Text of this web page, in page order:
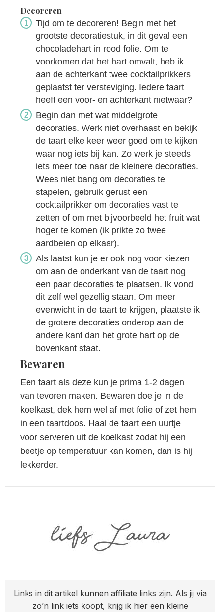
Decoreren
Tijd om te decoreren! Begin met het
grootste decoratiestuk, in dit geval een
chocoladehart in rood folie. Om te
voorkomen dat het hart omvalt, heb ik
aan de achterkant twee cocktailprikkers
geplaatst ter versteviging. Iedere taart
heeft een voor- en achterkant nietwaar?
Begin dan met wat middelgrote
decoraties. Werk niet overhaast en bekijk
de taart elke keer weer goed om te kijken
waar nog iets bij kan. Zo werk je steeds
iets meer toe naar de kleinere decoraties.
Wees niet bang om decoraties te
stapelen, gebruik gerust een
cocktailprikker om decoraties vast te
zetten of om met bijvoorbeeld het fruit wat
hoger te komen (ik prikte zo twee
aardbeien op elkaar).
Als laatst kun je er ook nog voor kiezen
om aan de onderkant van de taart nog
een paar decoraties te plaatsen. Ik vond
dit zelf wel gezellig staan. Om meer
evenwicht in de taart te krijgen, plaatste ik
de grotere decoraties onderop aan de
andere kant dan het grote hart op de
bovenkant staat.
Bewaren
Een taart als deze kun je prima 1-2 dagen
van tevoren maken. Bewaren doe je in de
koelkast, dek hem wel af met folie of zet hem
in een taartdoos. Haal de taart een uurtje
voor serveren uit de koelkast zodat hij een
beetje op temperatuur kan komen, dan is hij
lekkerder.
Links in dit artikel kunnen affiliate links zijn. Als jij via
zo’n link iets koopt, krijg ik hier een kleine